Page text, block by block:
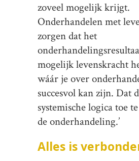
zoveel mogelijk krijgt.
Onderhandelen met
zorgen dat het
mogelijk levenskracht
wáár je over
succesvol kan zijn. Dat
systemische logica toe
de onderhandeling.’
Alles is